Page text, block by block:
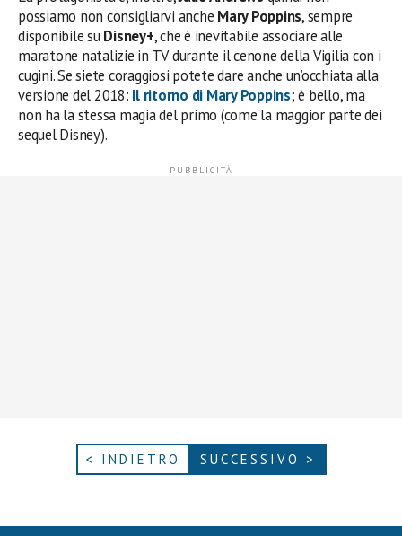
possiamo non consigliarvi anche Mary Poppins, sempre
disponibile suDisney+, che è inevitabile associare alle
maratone natalizie in TV durante il cenone della Vigilia con i
cugini. Se siete coraggiosi potete dare anche un’occhiata alla
versione del 2018: Il ritorno di Mary Poppins; è bello, ma
non ha la stessa magia del primo (come la maggior parte dei
sequel Disney).
< INDIETRO SUCCESSIVO >